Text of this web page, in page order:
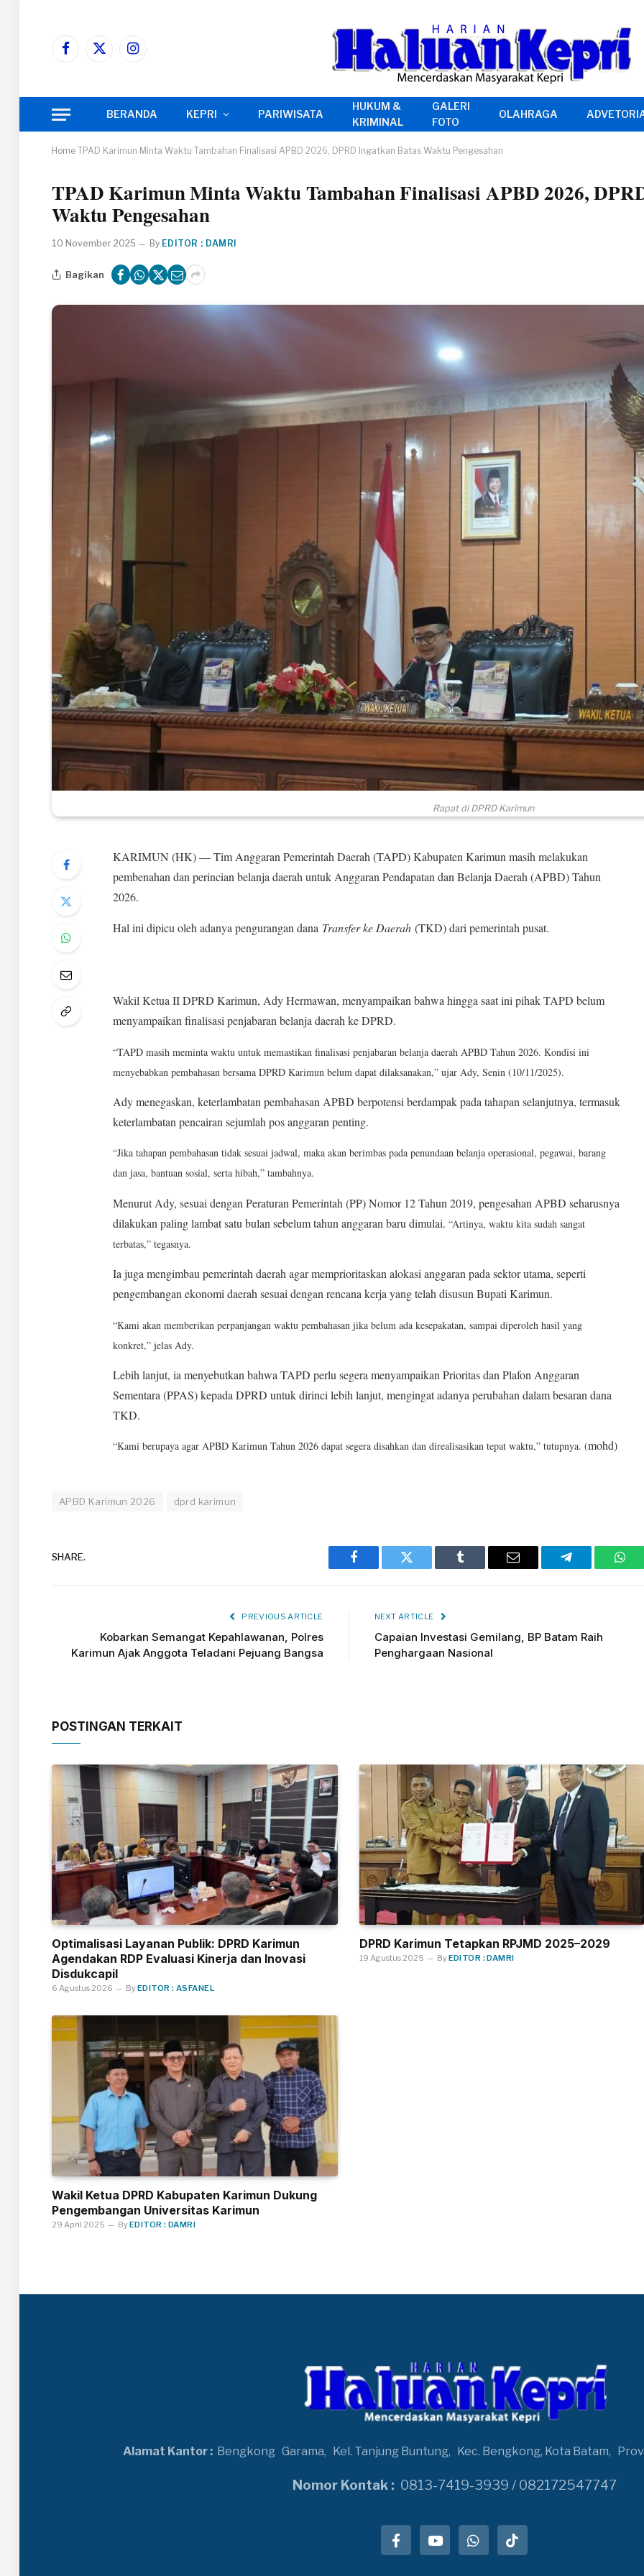
Facebook
X
Instagram
BERANDA KEPRI PARIWISATA
HUKUM &
KRIMINAL
GALERI
FOTO
OLAHRAGA
Home TPAD Karimun Minta Waktu Tambahan Finalisasi APBD 2026, DPRD Ingatkan Batas Waktu Pengesahan
TPAD Karimun Minta Waktu Tambahan Finalisasi APBD 2026,
Waktu Pengesahan
10 November 2025 By EDITOR : DAMRI
Bagikan
Rapat di DPRD Karimun
KARIMUN (HK) — Tim Anggaran Pemerintah Daerah (TAPD) Kabupaten Karimun masih melakukan
pembenahan dan perincian belanja daerah untuk Anggaran Pendapatan dan Belanja Daerah (APBD) Tahun
2026.
Hal ini dipicu oleh adanya pengurangan dana Transfer ke Daerah(TKD) dari pemerintah pusat.
Wakil Ketua II DPRD Karimun, Ady Hermawan, menyampaikan bahwa hingga saat ini pihak TAPD belum
menyampaikan finalisasi penjabaran belanja daerah ke DPRD.
“TAPD masih meminta waktu untuk memastikan finalisasi penjabaran belanja daerah APBD Tahun 2026. Kondisi ini
menyebabkan pembahasan bersama DPRD Karimun belum dapat dilaksanakan,” ujar Ady, Senin (10/11/2025).
Ady menegaskan, keterlambatan pembahasan APBD berpotensi berdampak pada tahapan selanjutnya, termasuk
keterlambatan pencairan sejumlah pos anggaran penting.
“Jika tahapan pembahasan tidak sesuai jadwal, maka akan berimbas pada penundaan belanja operasional, pegawai, barang
dan jasa, bantuan sosial, serta hibah,” tambahnya.
Menurut Ady, sesuai dengan Peraturan Pemerintah (PP) Nomor 12 Tahun 2019, pengesahan APBD seharusnya
dilakukan paling lambat satu bulan sebelum tahun anggaran baru dimulai. “Artinya, waktu kita sudah sangat
terbatas,” tegasnya.
Ia juga mengimbau pemerintah daerah agar memprioritaskan alokasi anggaran pada sektor utama, seperti
pengembangan ekonomi daerah sesuai dengan rencana kerja yang telah disusun Bupati Karimun.
“Kami akan memberikan perpanjangan waktu pembahasan jika belum ada kesepakatan, sampai diperoleh hasil yang
konkret,” jelas Ady.
Lebih lanjut, ia menyebutkan bahwa TAPD perlu segera menyampaikan Prioritas dan Plafon Anggaran
Sementara (PPAS) kepada DPRD untuk dirinci lebih lanjut, mengingat adanya perubahan dalam besaran dana
TKD.
“Kami berupaya agar APBD Karimun Tahun 2026 dapat segera disahkan dan direalisasikan tepat waktu,” tutupnya. (mohd)
APBD Karimun 2026 dprd karimun
SHARE.
Facebook Twitter Tumblr Email Telegram
PREVIOUS ARTICLE
Kobarkan Semangat Kepahlawanan, Polres
Karimun Ajak Anggota Teladani Pejuang Bangsa
NEXT ARTICLE
Capaian Investasi Gemilang, BP Batam Raih
Penghargaan Nasional
POSTINGAN TERKAIT
Optimalisasi Layanan Publik: DPRD Karimun
Agendakan RDP Evaluasi Kinerja dan Inovasi
Disdukcapil
6 Agustus 2026 ByEDITOR : ASFANEL
DPRD Karimun Tetapkan RPJMD 2025–2029
19 Agustus 2025 ByEDITOR : DAMRI
Wakil Ketua DPRD Kabupaten Karimun Dukung
Pengembangan Universitas Karimun
29 April 2025 ByEDITOR : DAMRI
Alamat Kantor : Bengkong Garama, Kel. Tanjung Buntung, Kec. Bengkong, Kota Batam,
Nomor Kontak : 0813-7419-3939 / 082172547747